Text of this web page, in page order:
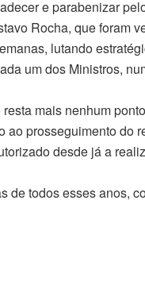
e parabenizar
Rocha, que foram
lutando
um dos Ministros,
mais nenhum
prosseguimento do
desde já a
de todos esses anos,